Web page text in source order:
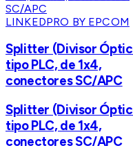
LINKEDPRO BY EPCOM
Splitter (Divisor
tipo PLC, de 1x4,
conectores SC/APC
Splitter (Divisor
tipo PLC, de 1x4,
conectores SC/APC